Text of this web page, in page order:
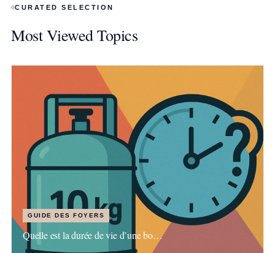
CURATED SELECTION
Most Viewed Topics
GUIDE DES FOYERS
Quelle est la durée de vie d’une bo…